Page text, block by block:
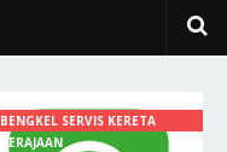
BENGKEL SERVIS KERETA
KERAJAAN